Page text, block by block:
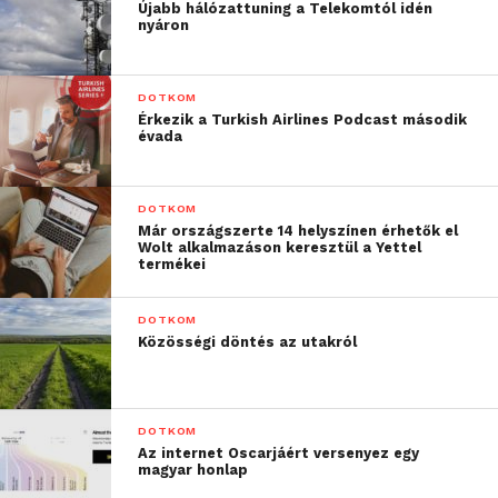
jobb és bal oldalról is kiegyensúlyozottan érkező
hanghatásnak köszönhetően. A „Hang” opció
kiválasztásával a kedvenc tv műsorokban elhangzott
beszédhangok pedig tisztábbak, mint valaha.
Az ergonomikus kialakítású MDR-HW700DS
Újabb hálózattuning a Telekomtól idén
nyáron
DOTKOM
Érkezik a Turkish Airlines Podcast második
évada
DOTKOM
Már országszerte 14 helyszínen érhetők el
Wolt alkalmazáson keresztül a Yettel
termékei
DOTKOM
Közösségi döntés az utakról
DOTKOM
Az internet Oscarjáért versenyez egy
magyar honlap